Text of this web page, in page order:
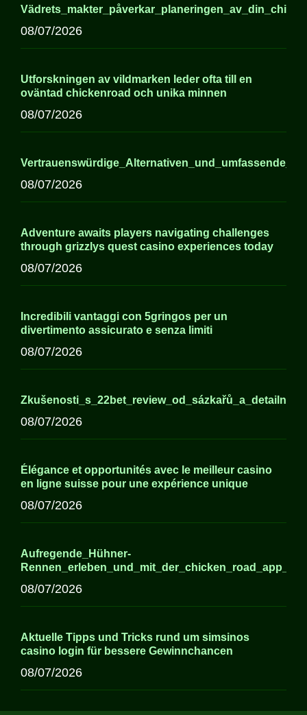
08/07/2026
Utforskningen av vildmarken leder ofta till en
oväntad chickenroad och unika minnen
08/07/2026
08/07/2026
Adventure awaits players navigating challenges
through grizzlys quest casino experiences today
08/07/2026
Incredibili vantaggi con 5gringos per un
divertimento assicurato e senza limiti
08/07/2026
08/07/2026
Élégance et opportunités avec le meilleur casino
en ligne suisse pour une expérience unique
08/07/2026
Aufregende_Hühner-
08/07/2026
Aktuelle Tipps und Tricks rund um simsinos
casino login für bessere Gewinnchancen
08/07/2026